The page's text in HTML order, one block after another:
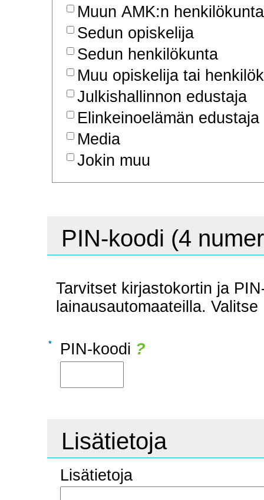
Muun AMK:n henkilökunta
Sedun opiskelija
Sedun henkilökunta
Muu opiskelija tai
Julkishallinnon edustaja
Elinkeinoelämän edustaja
Media
Jokin muu
PIN-koodi (4
Tarvitset kirjastokortin ja
lainausautomaateilla.
PIN-koodi ?
Lisätietoja
Lisätietoja